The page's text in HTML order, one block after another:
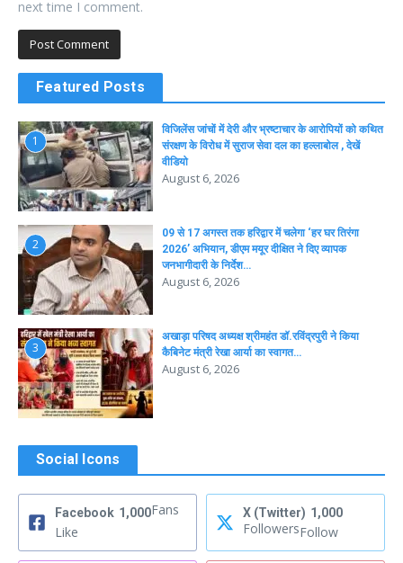
next time I comment.
Featured Posts
1
विजिलेंस जांचों में देरी और भ्रष्टाचार के आरोपियों को कथित
संरक्षण के विरोध में सुराज सेवा दल का हल्लाबोल , देखें
वीडियो
August 6, 2026
2
09 से 17 अगस्त तक हरिद्वार में चलेगा ‘हर घर तिरंगा
2026’ अभियान, डीएम मयूर दीक्षित ने दिए व्यापक
जनभागीदारी के निर्देश…
August 6, 2026
3
अखाड़ा परिषद अध्यक्ष श्रीमहंत डॉ.रविंद्रपुरी ने किया
कैबिनेट मंत्री रेखा आर्या का स्वागत…
August 6, 2026
Social Icons
Facebook 1,000Fans
Like
X (Twitter) 1,000
FollowersFollow